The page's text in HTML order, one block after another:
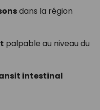
dans la région
palpable au niveau du
intestinal